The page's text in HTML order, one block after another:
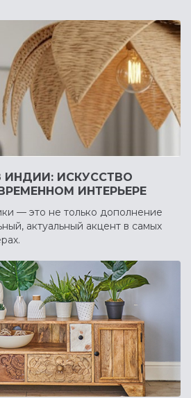
ИНДИИ: ИСКУССТВО
ИНТЕРЬЕРЕ
— это не только дополнение
актуальный акцент в самых